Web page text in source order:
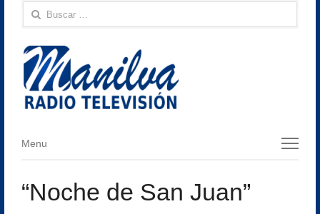
Buscar:
Menu
Menu
“Noche de San Juan”